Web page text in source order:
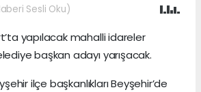
Sesli Oku)
yapılacak mahalli idareler
başkan adayı yarışacak.
ilçe başkanlıkları Beyşehir’de